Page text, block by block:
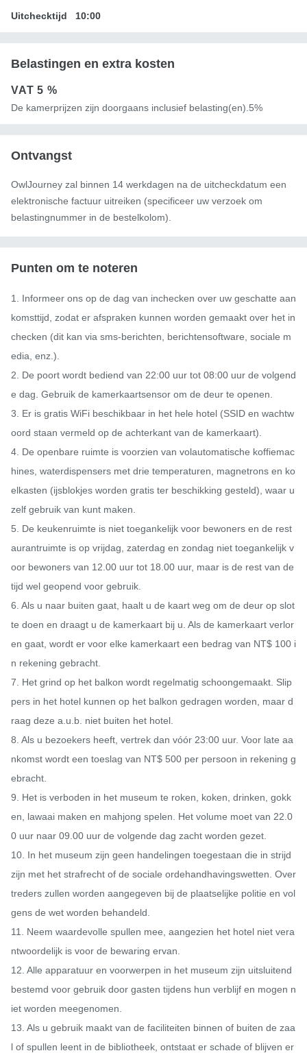
Uitchecktijd 10:00
Belastingen en extra kosten
VAT5 %
De kamerprijzen zijn doorgaans inclusief belasting(en).5%
Ontvangst
OwlJourney zal binnen 14 werkdagen na de uitcheckdatum een ​​
elektronische factuur uitreiken (specificeer uw verzoek om
belastingnummer in de bestelkolom).
Punten om te noteren
1. Informeer ons op de dag van inchecken over uw geschatte aan
komsttijd, zodat er afspraken kunnen worden gemaakt over het in
checken (dit kan via sms-berichten, berichtensoftware, sociale m
edia, enz.).
2. De poort wordt bediend van 22:00 uur tot 08:00 uur de volgend
e dag. Gebruik de kamerkaartsensor om de deur te openen.
3. Er is gratis WiFi beschikbaar in het hele hotel (SSID en wachtw
oord staan ​​vermeld op de achterkant van de kamerkaart).
4. De openbare ruimte is voorzien van volautomatische koffiemac
hines, waterdispensers met drie temperaturen, magnetrons en ko
elkasten (ijsblokjes worden gratis ter beschikking gesteld), waar u
zelf gebruik van kunt maken.
5. De keukenruimte is niet toegankelijk voor bewoners en de rest
aurantruimte is op vrijdag, zaterdag en zondag niet toegankelijk v
oor bewoners van 12.00 uur tot 18.00 uur, maar is de rest van de
tijd wel geopend voor gebruik.
6. Als u naar buiten gaat, haalt u de kaart weg om de deur op slot
te doen en draagt ​​u de kamerkaart bij u. Als de kamerkaart verlor
en gaat, wordt er voor elke kamerkaart een bedrag van NT$ 100 i
n rekening gebracht.
7. Het grind op het balkon wordt regelmatig schoongemaakt. Slip
pers in het hotel kunnen op het balkon gedragen worden, maar d
raag deze a.u.b. niet buiten het hotel.
8. Als u bezoekers heeft, vertrek dan vóór 23:00 uur. Voor late aa
nkomst wordt een toeslag van NT$ 500 per persoon in rekening g
ebracht.
9. Het is verboden in het museum te roken, koken, drinken, gokk
en, lawaai maken en mahjong spelen. Het volume moet van 22.0
0 uur naar 09.00 uur de volgende dag zacht worden gezet.
10. In het museum zijn geen handelingen toegestaan ​​die in strijd
zijn met het strafrecht of de sociale ordehandhavingswetten. Over
treders zullen worden aangegeven bij de plaatselijke politie en vol
gens de wet worden behandeld.
11. Neem waardevolle spullen mee, aangezien het hotel niet vera
ntwoordelijk is voor de bewaring ervan.
12. Alle apparatuur en voorwerpen in het museum zijn uitsluitend
bestemd voor gebruik door gasten tijdens hun verblijf en mogen n
iet worden meegenomen.
13. Als u gebruik maakt van de faciliteiten binnen of buiten de zaa
l of spullen leent in de bibliotheek, ontstaat er schade of blijven er